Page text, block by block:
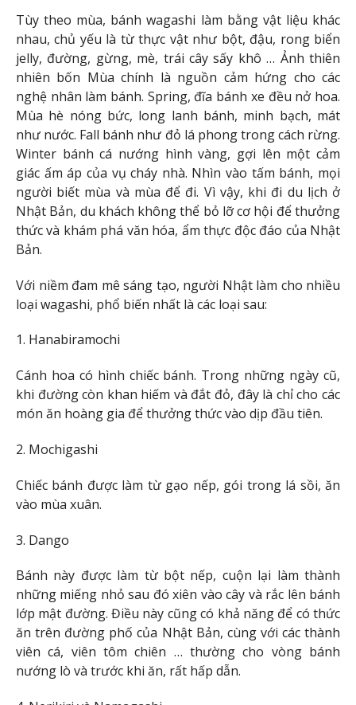
Tùy theo mùa, bánh wagashi làm bằng vật liệu khác
nhau, chủ yếu là từ thực vật như bột, đậu, rong biển
jelly, đường, gừng, mè, trái cây sấy khô … Ảnh thiên
nhiên bốn Mùa chính là nguồn cảm hứng cho các
nghệ nhân làm bánh. Spring, đĩa bánh xe đều nở hoa.
Mùa hè nóng bức, long lanh bánh, minh bạch, mát
như nước. Fall bánh như đỏ lá phong trong cách rừng.
Winter bánh cá nướng hình vàng, gợi lên một cảm
giác ấm áp của vụ cháy nhà. Nhìn vào tấm bánh, mọi
người biết mùa và mùa để đi. Vì vậy, khi đi du lịch ở
Nhật Bản, du khách không thể bỏ lỡ cơ hội để thưởng
thức và khám phá văn hóa, ẩm thực độc đáo của Nhật
Bản.
Với niềm đam mê sáng tạo, người Nhật làm cho nhiều
loại wagashi, phổ biến nhất là các loại sau:
1. Hanabiramochi
Cánh hoa có hình chiếc bánh. Trong những ngày cũ,
khi đường còn khan hiếm và đắt đỏ, đây là chỉ cho các
món ăn hoàng gia để thưởng thức vào dịp đầu tiên.
2. Mochigashi
Chiếc bánh được làm từ gạo nếp, gói trong lá sồi, ăn
vào mùa xuân.
3. Dango
Bánh này được làm từ bột nếp, cuộn lại làm thành
những miếng nhỏ sau đó xiên vào cây và rắc lên bánh
lớp mật đường. Điều này cũng có khả năng để có thức
ăn trên đường phố của Nhật Bản, cùng với các thành
viên cá, viên tôm chiên … thường cho vòng bánh
nướng lò và trước khi ăn, rất hấp dẫn.